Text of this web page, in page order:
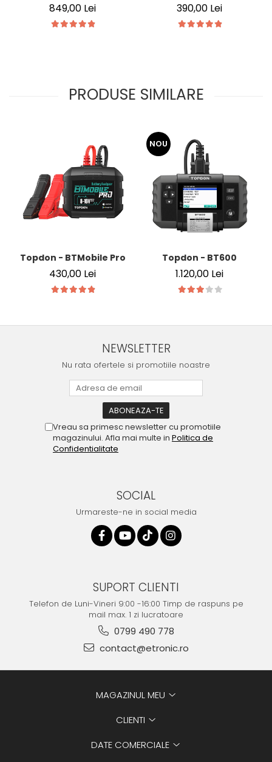
849,00 Lei 390,00 Lei
PRODUSE SIMILARE
Topdon - BTMobile Pro
430,00 Lei
NOU
Topdon - BT600
1.120,00 Lei
NEWSLETTER
Nu rata ofertele si promotiile noastre
Vreau sa primesc newsletter cu promotiile
magazinului. Afla mai multe in Politica de
Confidentialitate
SOCIAL
Urmareste-ne in social media
SUPORT CLIENTI
Telefon de Luni-Vineri 9:00 -16:00 Timp de raspuns pe
mail max. 1 zi lucratoare
0799 490 778
contact@etronic.ro
MAGAZINUL MEU
CLIENTI
DATE COMERCIALE